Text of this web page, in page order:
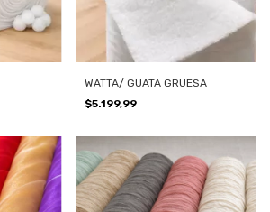
WATTA/ GUATA GRUESA
$5.199,99